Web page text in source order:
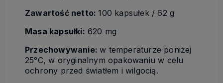
Zawartość netto:100 kapsułek / 62 g
Masa kapsułki: 620 mg
Przechowywanie:w temperaturze poniżej
25°C, w oryginalnym opakowaniu w celu
ochrony przed światłem i wilgocią.